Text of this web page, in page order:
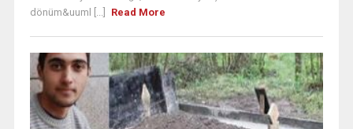
dönüm&uuml [...]
Read More